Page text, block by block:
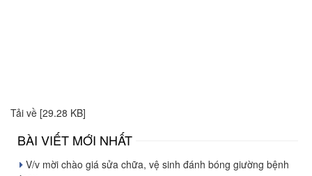
Tải về [29.28 KB]
BÀI VIẾT MỚI NHẤT
V/v mời chào giá sửa chữa, vệ sinh đánh bóng giường bệnh